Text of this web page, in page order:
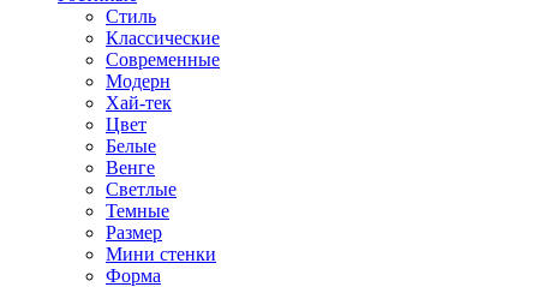
Стиль
Классические
Современные
Модерн
Хай-тек
Цвет
Белые
Венге
Светлые
Темные
Размер
Мини стенки
Форма